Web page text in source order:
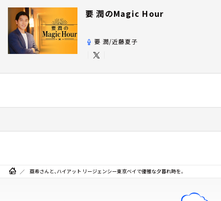
要 潤のMagic Hour
要 潤/近藤夏子
亜希さんと、ハイアット リージェンシー東京ベイで優雅な夕暮れ時を。